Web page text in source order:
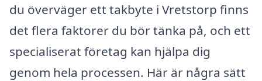
du överväger ett takbyte i Vretstorp finns
det flera faktorer du bör tänka på, och ett
specialiserat företag kan hjälpa dig
genom hela processen. Här är några sätt